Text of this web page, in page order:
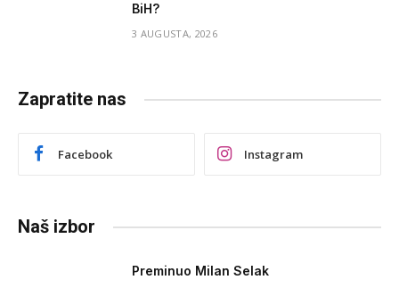
BiH?
3 AUGUSTA, 2026
Zapratite nas
Facebook Instagram
Naš izbor
Preminuo Milan Selak